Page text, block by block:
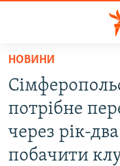
Перейти
основного
матеріалу
Перейти
основної
НОВИНИ
ВОДА.КРИМ
ВІДЕО ТА ФОТО
ПОЛІТИКА
НОВИНИ
потрібне
через рік-
побачити